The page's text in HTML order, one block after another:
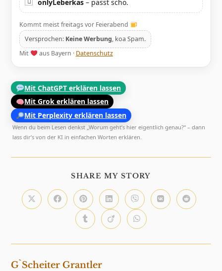
onlyLeberkas – passt scho.
Kommt meist freitags vor Feierabend
Versprochen: Keine Werbung, koa Spam.
Mit
aus Bayern · Datenschutz
Mit ChatGPT erklären lassen
Mit Grok erklären lassen
Mit Perplexity erklären lassen
Wenn du beim Lesen denkst „Worum geht’s hier eigentlich genau?“ – dann
lass dir’s von der KI in einfachen Worten erklären.
SHARE MY STORY
TEILEN
Öffnet
in
Öffnet
in
einem
neuen
Fenster
Öffnet
in
einem
neuen
Fenster
Öffnet
in
einem
neuen
Fenster
Öffnet
in
einem
neuen
Fenster
Öffnet
in
Öffnet
in
Öffnet
in
neuen
Öffnet
in
neuen
Öffnet
in
neuen
G`scheiter Grantler